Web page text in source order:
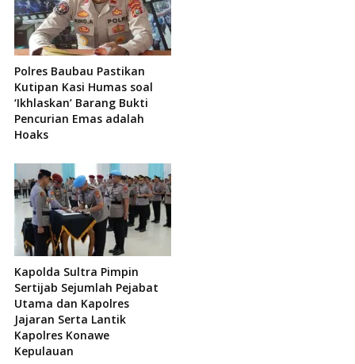
Polres Baubau Pastikan
Kutipan Kasi Humas soal
‘Ikhlaskan’ Barang Bukti
Pencurian Emas adalah
Hoaks
Kapolda Sultra Pimpin
Sertijab Sejumlah Pejabat
Utama dan Kapolres
Jajaran Serta Lantik
Kapolres Konawe
Kepulauan